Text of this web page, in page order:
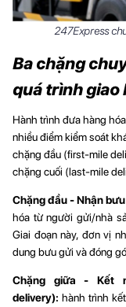
247Express
Ba chặng
quá trình giao
Hành trình đưa hàng
nhiều điểm kiểm soát
chặng đầu (first-mile
chặng cuối (last-mile
Chặng đầu - Nhận
hóa từ người gửi/nhà
Giai đoạn này, đơn vị
dung bưu gửi và đóng
Chặng giữa - Kết
delivery): hành trình